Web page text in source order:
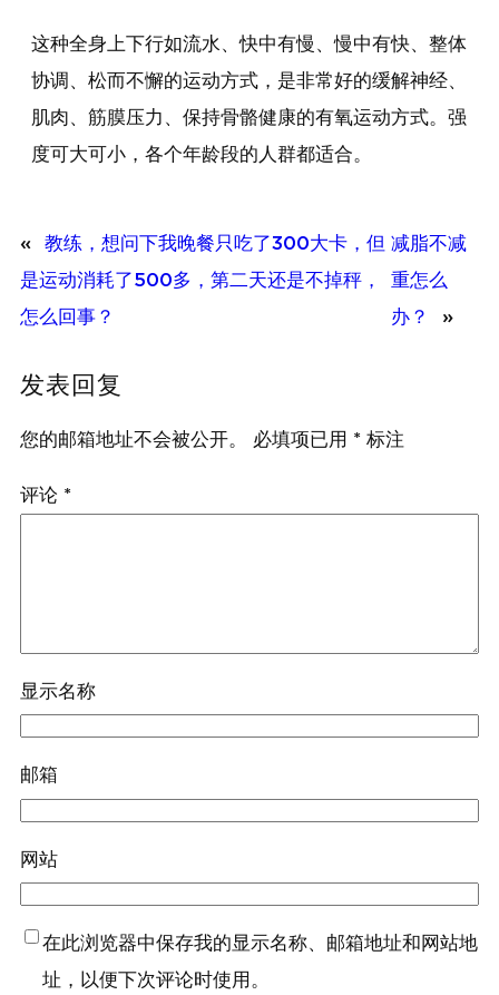
这种全身上下行如流水、快中有慢、慢中有快、整体
协调、松而不懈的运动方式，是非常好的缓解神经、
肌肉、筋膜压力、保持骨骼健康的有氧运动方式。强
度可大可小，各个年龄段的人群都适合。
«
教练，想问下我晚餐只吃了300大卡，但
是运动消耗了500多，第二天还是不掉秤，
怎么回事？
减脂不减
重怎么
办？
»
发表回复
您的邮箱地址不会被公开。 必填项已用 * 标注
评论 *
显示名称
邮箱
网站
在此浏览器中保存我的显示名称、邮箱地址和网站地
址，以便下次评论时使用。